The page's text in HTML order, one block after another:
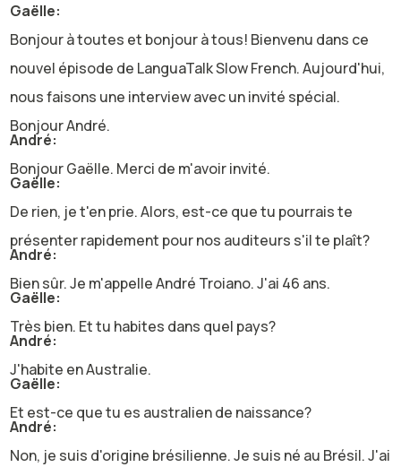
Gaëlle:
Bonjour à toutes et bonjour à tous! Bienvenu dans ce
nouvel épisode de LanguaTalk Slow French. Aujourd'hui,
nous faisons une interview avec un invité spécial.
Bonjour André.
André:
Bonjour Gaëlle. Merci de m'avoir invité.
Gaëlle:
De rien, je t'en prie. Alors, est-ce que tu pourrais te
présenter rapidement pour nos auditeurs s'il te plaît?
André:
Bien sûr. Je m'appelle André Troiano. J'ai 46 ans.
Gaëlle:
Très bien. Et tu habites dans quel pays?
André:
J'habite en Australie.
Gaëlle:
Et est-ce que tu es australien de naissance?
André:
Non, je suis d'origine brésilienne. Je suis né au Brésil. J'ai